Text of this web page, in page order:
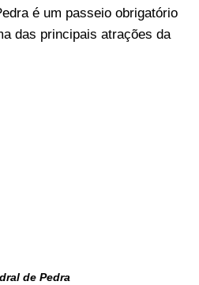
é um passeio obrigatório
das principais atrações da
de Pedra